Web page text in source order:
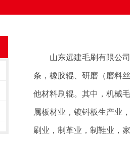
山东远建毛刷有限公司
条，橡胶辊、研磨（磨料
他材料刷辊。其中，机械
属板材业，镀钭板生产业
刷业，制革业，制鞋业，